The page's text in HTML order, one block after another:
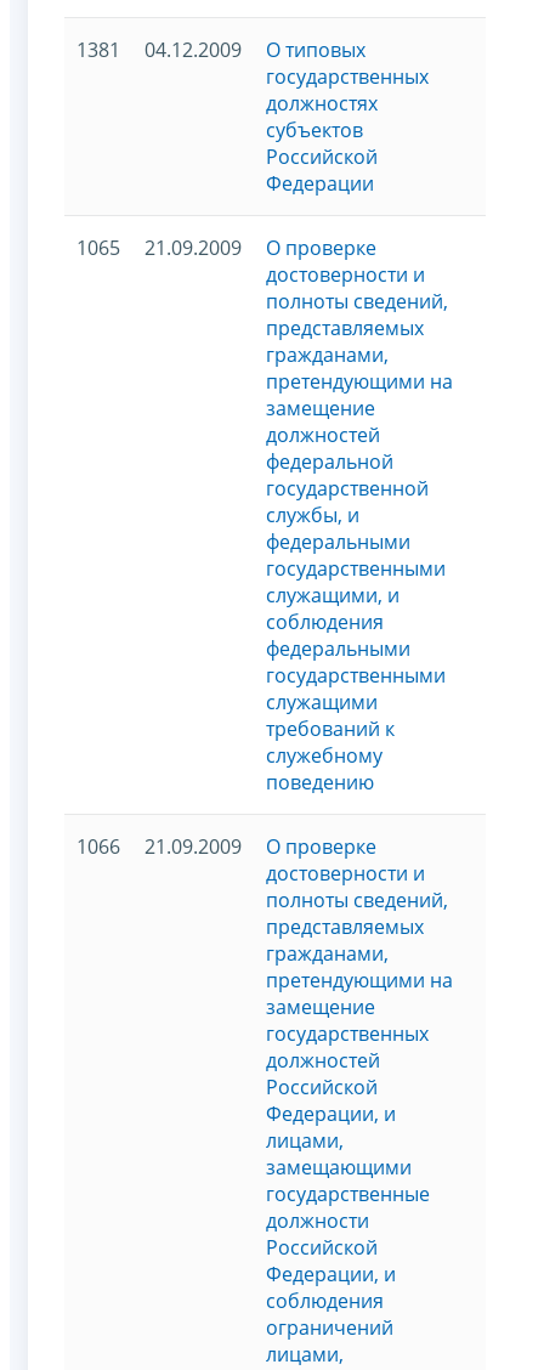
1381 04.12.2009
О типовых
государственных
должностях
субъектов
Российской
Федерации
1065 21.09.2009
О проверке
достоверности и
полноты сведений,
представляемых
гражданами,
претендующими на
замещение
должностей
федеральной
государственной
службы, и
федеральными
государственными
служащими, и
соблюдения
федеральными
государственными
служащими
требований к
служебному
поведению
1066 21.09.2009
О проверке
достоверности и
полноты сведений,
представляемых
гражданами,
претендующими на
замещение
государственных
должностей
Российской
Федерации, и
лицами,
замещающими
государственные
должности
Российской
Федерации, и
соблюдения
ограничений
лицами,